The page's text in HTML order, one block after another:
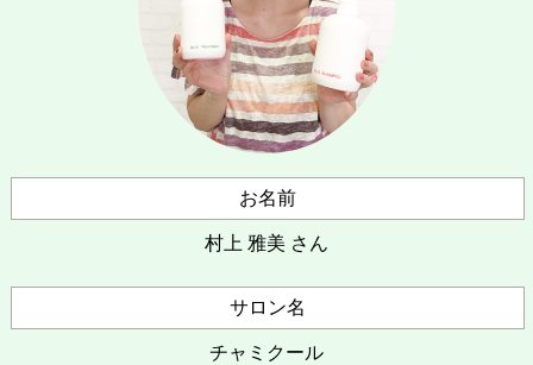
お名前
村上 雅美 さん
サロン名
チャミクール